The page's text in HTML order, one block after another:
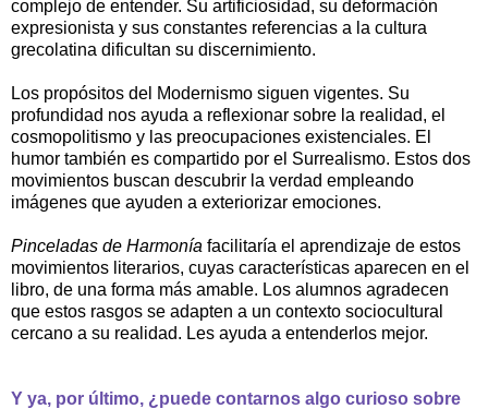
complejo de entender. Su artificiosidad, su deformación
expresionista y sus constantes referencias a la cultura
grecolatina dificultan su discernimiento.
Los propósitos del Modernismo siguen vigentes. Su
profundidad nos ayuda a reflexionar sobre la realidad, el
cosmopolitismo y las preocupaciones existenciales. El
humor también es compartido por el Surrealismo. Estos dos
movimientos buscan descubrir la verdad empleando
imágenes que ayuden a exteriorizar emociones.
Pinceladas de Harmonía facilitaría el aprendizaje de estos
movimientos literarios, cuyas características aparecen en el
libro, de una forma más amable. Los alumnos agradecen
que estos rasgos se adapten a un contexto sociocultural
cercano a su realidad. Les ayuda a entenderlos mejor.
Y ya, por último, ¿puede contarnos algo curioso sobre